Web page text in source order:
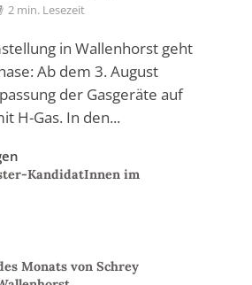
2 min. Lesezeit
in Wallenhorst geht
Ab dem 3. August
der Gasgeräte auf
H-Gas. In den...
KandidatInnen im
Monats von Schrey